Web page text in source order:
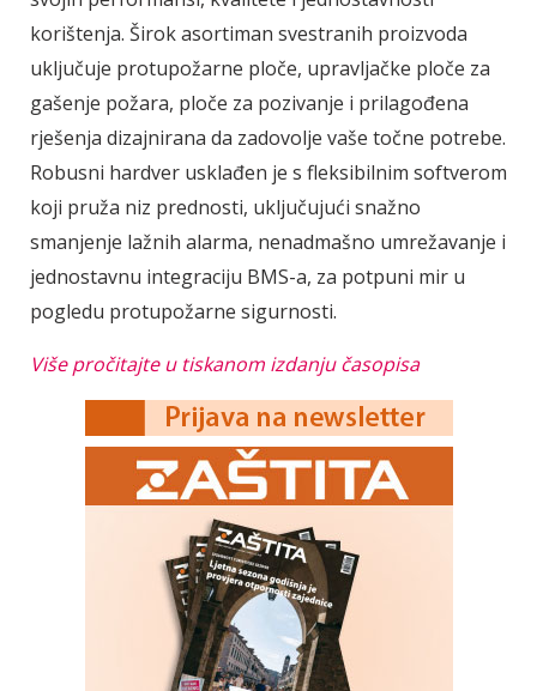
korištenja. Širok asortiman svestranih proizvoda
uključuje protupožarne ploče, upravljačke ploče za
gašenje požara, ploče za pozivanje i prilagođena
rješenja dizajnirana da zadovolje vaše točne potrebe.
Robusni hardver usklađen je s fleksibilnim softverom
koji pruža niz prednosti, uključujući snažno
smanjenje lažnih alarma, nenadmašno umrežavanje i
jednostavnu integraciju BMS-a, za potpuni mir u
pogledu protupožarne sigurnosti.
Više pročitajte u tiskanom izdanju časopisa